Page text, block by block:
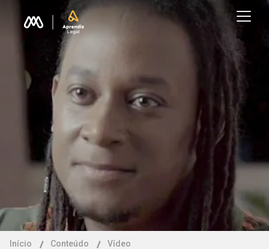
Início Conteúdo Vídeo